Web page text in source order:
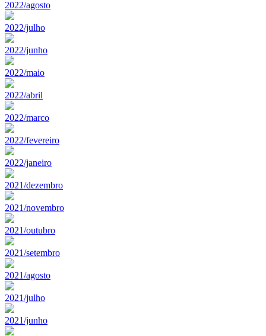
2022/agosto
2022/julho
2022/junho
2022/maio
2022/abril
2022/marco
2022/fevereiro
2022/janeiro
2021/dezembro
2021/novembro
2021/outubro
2021/setembro
2021/agosto
2021/julho
2021/junho